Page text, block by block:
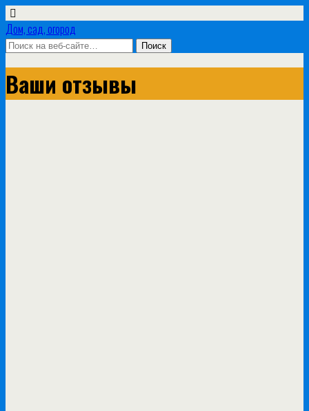
Дом, сад, огород
Ваши отзывы